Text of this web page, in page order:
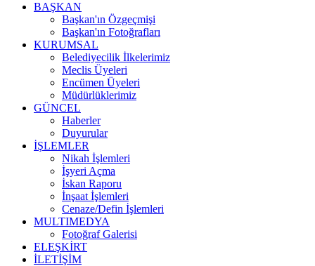
BAŞKAN
Başkan'ın Özgeçmişi
Başkan'ın Fotoğrafları
KURUMSAL
Belediyecilik İlkelerimiz
Meclis Üyeleri
Encümen Üyeleri
Müdürlüklerimiz
GÜNCEL
Haberler
Duyurular
İŞLEMLER
Nikah İşlemleri
İşyeri Açma
İskan Raporu
İnşaat İşlemleri
Cenaze/Defin İşlemleri
MULTIMEDYA
Fotoğraf Galerisi
ELEŞKİRT
İLETİŞİM